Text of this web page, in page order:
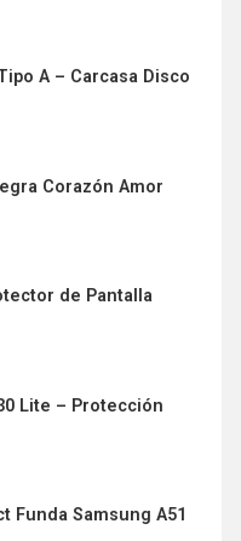
A – Carcasa Disco
Corazón Amor
de Pantalla
Lite – Protección
Funda Samsung A51